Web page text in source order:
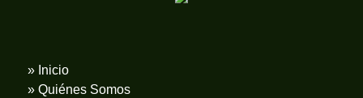
» Inicio
» Quiénes Somos